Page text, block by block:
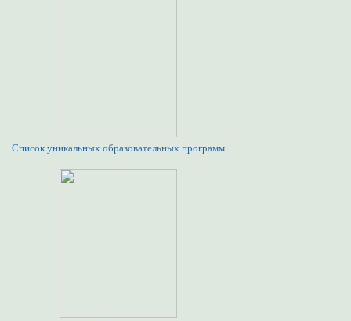
Список уникальных образовательных программ